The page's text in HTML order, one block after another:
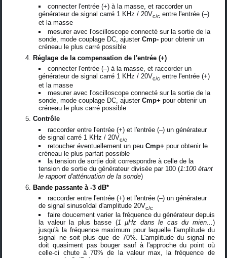
connecter l'entrée (+) à la masse, et raccorder un
générateur de signal carré 1 KHz / 20Vc/c entre l'entrée (–)
et la masse
mesurer avec l'oscilloscope connecté sur la sortie de la
sonde, mode couplage DC, ajusterCmp- pour obtenir un
créneau le plus carré possible
Réglage de la compensation de l'entrée (+)
connecter l'entrée (–) à la masse, et raccorder un
générateur de signal carré 1 KHz / 20Vc/c entre l'entrée (+)
et la masse
mesurer avec l'oscilloscope connecté sur la sortie de la
sonde, mode couplage DC, ajusterCmp+ pour obtenir un
créneau le plus carré possible
Contrôle
raccorder entre l'entrée (+) et l'entrée (–) un générateur
de signal carré 1 KHz / 20Vc/c
retoucher éventuellement un peuCmp+ pour obtenir le
créneau le plus parfait possible
la tension de sortie doit correspondre à celle de la
tension de sortie du générateur divisée par 100 (1:100 étant
le rapport d'atténuation de la sonde)
Bande passante à -3 dB*
raccorder entre l'entrée (+) et l'entrée (–) un générateur
de signal sinusoïdal d'amplitude 20Vc/c
faire doucement varier la fréquence du générateur depuis
la valeur la plus basse (1 µHz dans le cas du mien... )
jusqu'à la fréquence maximum pour laquelle l'amplitude du
signal ne soit plus que de 70%. L'amplitude du signal ne
doit quasiment pas bouger sauf à l'approche du point où
celle-ci chute à 70% de la valeur max, la fréquence de